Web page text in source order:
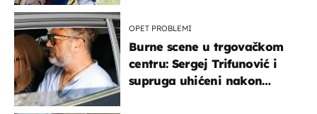
OPET PROBLEMI
Burne scene u trgovačkom
centru: Sergej Trifunović i
supruga uhićeni nakon